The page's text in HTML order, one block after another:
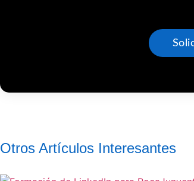
Otros Artículos Interesantes